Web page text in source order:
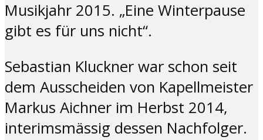
Musikjahr 2015. „Eine Winterpause
gibt es für uns nicht“.
Sebastian Kluckner war schon seit
dem Ausscheiden von Kapellmeister
Markus Aichner im Herbst 2014,
interimsmässig dessen Nachfolger.